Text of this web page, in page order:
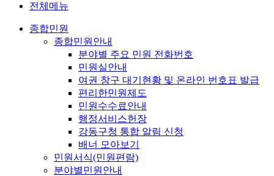
전체메뉴
종합민원
종합민원안내
분야별 주요 민원 전화번호
민원실안내
여권 창구 대기현황 및 온라인 번호표 발급
편리한민원제도
민원수수료안내
행정서비스헌장
강동구청 통합 알림 신청
배너 모아보기
민원서식(민원편람)
분야별민원안내